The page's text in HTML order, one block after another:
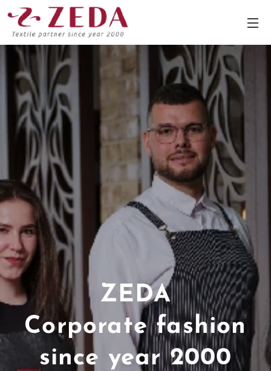
ZEDA
Corporate fashion
since year 2000